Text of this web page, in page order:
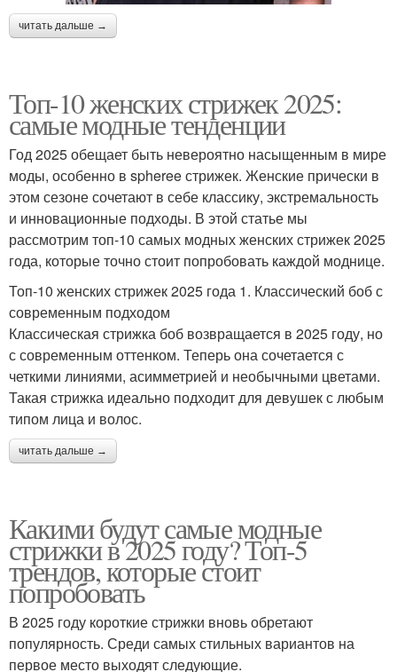
читать дальше →
Топ-10 женских стрижек 2025:
самые модные тенденции
Год 2025 обещает быть невероятно насыщенным в мире
моды, особенно в spheree стрижек. Женские прически в
этом сезоне сочетают в себе классику, экстремальность
и инновационные подходы. В этой статье мы
рассмотрим топ-10 самых модных женских стрижек 2025
года, которые точно стоит попробовать каждой моднице.
Топ-10 женских стрижек 2025 года 1. Классический боб с
современным подходом
Классическая стрижка боб возвращается в 2025 году, но
с современным оттенком. Теперь она сочетается с
четкими линиями, асимметрией и необычными цветами.
Такая стрижка идеально подходит для девушек с любым
типом лица и волос.
читать дальше →
Какими будут самые модные
стрижки в 2025 году? Топ-5
трендов, которые стоит
попробовать
В 2025 году короткие стрижки вновь обретают
популярность. Среди самых стильных вариантов на
первое место выходят следующие.